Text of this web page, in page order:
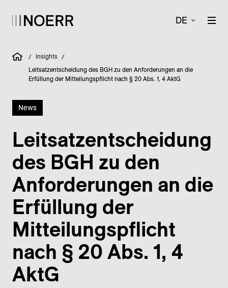
DE
/ Insights /
Leitsatzentscheidung des BGH zu den Anforderungen an die
Erfüllung der Mitteilungspflicht nach § 20 Abs. 1, 4 AktG
News
Leit­satz­entscheidung
des BGH zu den
Anforderungen an die
Erfüllung der
Mitteilungs­pflicht
nach § 20 Abs. 1, 4
AktG